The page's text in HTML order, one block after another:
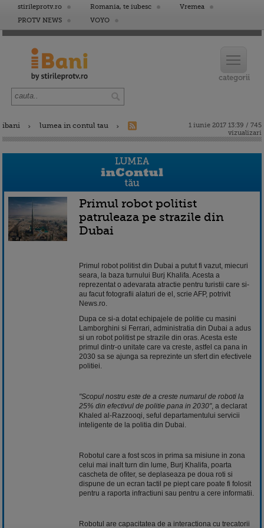
stirileprotv.ro Romania, te iubesc
Vremea
PROTV NEWS
VOYO
ibani lumea in contul tau
1 iunie 2017 13:39 / 745
vizualizari
Primul robot politist
patruleaza pe strazile din
Dubai
Primul robot politist din Dubai a putut fi vazut, miecuri
seara, la baza turnului Burj Khalifa. Acesta a
reprezentat o adevarata atractie pentru turistii care si-
au facut fotografii alaturi de el, scrie AFP, potrivit
News.ro.
Dupa ce si-a dotat echipajele de politie cu masini
Lamborghini si Ferrari, administratia din Dubai a adus
si un robot politist pe strazile din oras. Acesta este
primul dintr-o unitate care va creste, astfel ca pana in
2030 sa se ajunga sa reprezinte un sfert din efectivele
politiei.
"Scopul nostru este de a creste numarul de roboti la
25% din efectivul de politie pana in 2030", a declarat
Khaled al-Razzooqi, seful departamentului servicii
inteligente de la politia din Dubai.
Robotul care a fost scos in prima sa misiune in zona
celui mai inalt turn din lume, Burj Khalifa, poarta
cascheta de ofiter, se deplaseaza pe doua roti si
dispune de un ecran tactil pe piept care poate fi folosit
pentru a raporta infractiuni sau pentru a cere informatii.
Robotul are capacitatea de a interactiona cu trecatorii